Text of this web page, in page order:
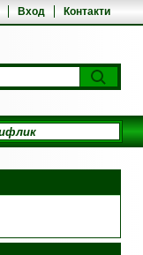
Вход Контакти